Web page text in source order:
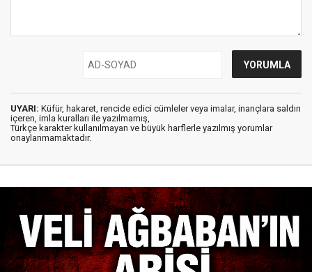
UYARI: Küfür, hakaret, rencide edici cümleler veya imalar, inançlara saldırı
içeren, imla kuralları ile yazılmamış,
Türkçe karakter kullanılmayan ve büyük harflerle yazılmış yorumlar
onaylanmamaktadır.